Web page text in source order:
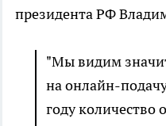
президента РФ
"Мы видим
на онлайн-
году количество